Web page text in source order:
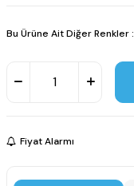
Bu Ürüne Ait Diğer Renkler :
Fiyat Alarmı